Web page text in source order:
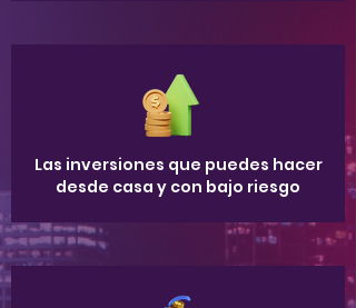
Las inversiones que puedes hacer
desde casa y con bajo riesgo